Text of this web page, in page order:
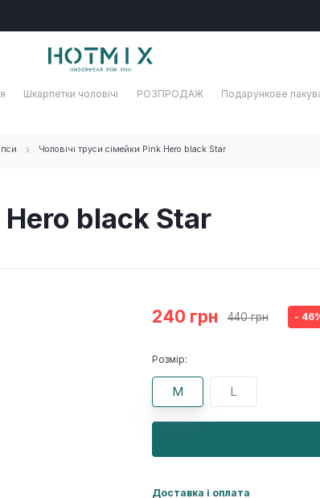
Шкарпетки чоловічі РОЗПРОДАЖ Подарункове
Чоловічі труси сімейки Pink Hero black Star
Hero black Star
240 грн 440 грн -
Розмір:
M L
Доставка і оплата